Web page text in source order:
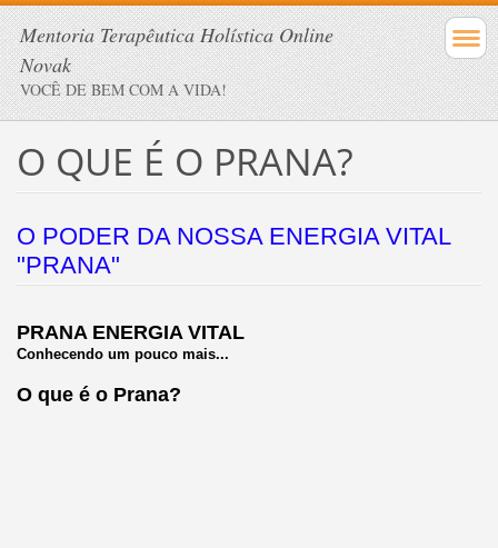
Mentoria Terapêutica Holística Online
Novak
VOCÊ DE BEM COM A VIDA!
O QUE É O PRANA?
O PODER DA NOSSA ENERGIA VITAL
"PRANA"
PRANA ENERGIA VITAL
Conhecendo um pouco mais...
O que é o Prana?